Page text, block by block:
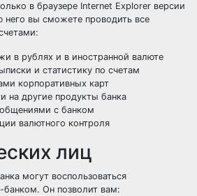
в браузере Internet Explorer версии
вы сможете проводить все
в рублях и в иностранной валюте
и статистику по счетам
корпоративных карт
на другие продукты банка
с банком
валютного контроля
лиц
могут воспользоваться
банком. Он позволит вам: